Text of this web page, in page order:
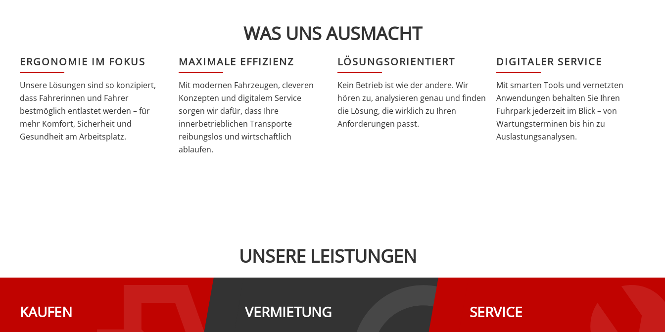
WAS UNS AUSMACHT
ERGONOMIE IM FOKUS
Unsere Lösungen sind so konzipiert,
dass Fahrerinnen und Fahrer
bestmöglich entlastet werden – für
mehr Komfort, Sicherheit und
Gesundheit am Arbeitsplatz.
MAXIMALE EFFIZIENZ
Mit modernen Fahrzeugen, cleveren
Konzepten und digitalem Service
sorgen wir dafür, dass Ihre
innerbetrieblichen Transporte
reibungslos und wirtschaftlich
ablaufen.
LÖSUNGSORIENTIERT
Kein Betrieb ist wie der andere. Wir
hören zu, analysieren genau und finden
die Lösung, die wirklich zu Ihren
Anforderungen passt.
DIGITALER SERVICE
Mit smarten Tools und vernetzten
Anwendungen behalten Sie Ihren
Fuhrpark jederzeit im Blick – von
Wartungsterminen bis hin zu
Auslastungsanalysen.
UNSERE LEISTUNGEN
KAUFEN VERMIETUNG SERVICE